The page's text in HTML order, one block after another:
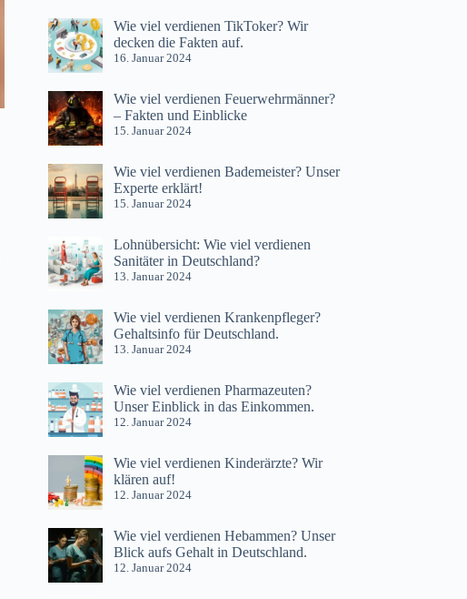
Wie viel verdienen TikToker? Wir
decken die Fakten auf.
16. Januar 2024
Wie viel verdienen Feuerwehrmänner?
– Fakten und Einblicke
15. Januar 2024
Wie viel verdienen Bademeister? Unser
Experte erklärt!
15. Januar 2024
Lohnübersicht: Wie viel verdienen
Sanitäter in Deutschland?
13. Januar 2024
Wie viel verdienen Krankenpfleger?
Gehaltsinfo für Deutschland.
13. Januar 2024
Wie viel verdienen Pharmazeuten?
Unser Einblick in das Einkommen.
12. Januar 2024
Wie viel verdienen Kinderärzte? Wir
klären auf!
12. Januar 2024
Wie viel verdienen Hebammen? Unser
Blick aufs Gehalt in Deutschland.
12. Januar 2024